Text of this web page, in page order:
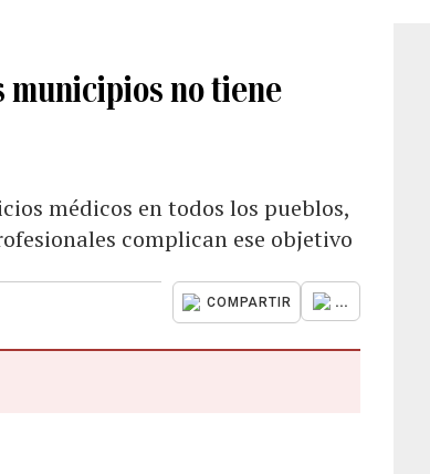
municipios no tiene
médicos en todos los pueblos,
complican ese objetivo
COMPARTIR ...